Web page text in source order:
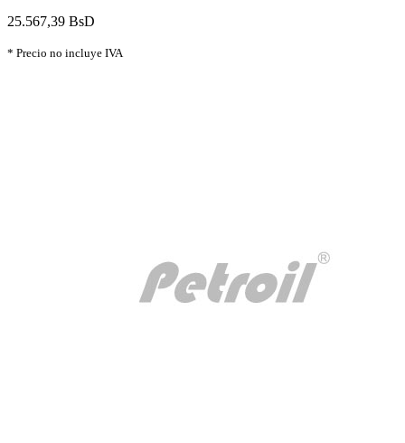
25.567,39 BsD
* Precio no incluye IVA